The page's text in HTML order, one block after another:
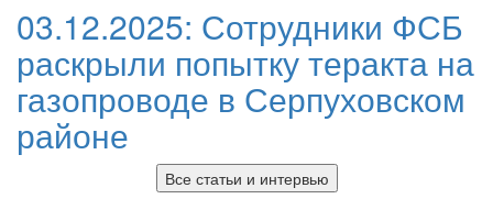
03.12.2025: Сотрудники ФСБ
раскрыли попытку теракта на
газопроводе в Серпуховском
районе
Все статьи и интервью